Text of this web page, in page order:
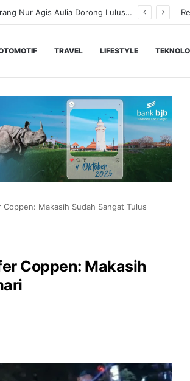
Renny Fonda Ajak IWAPI Banten Perkuat Keimanan dan Sinergi Organisasi Lewat Pengajian Sholehah
TRAVEL LIFESTYLE
Makasih Sudah Sangat Tulus
Coppen: Makasih